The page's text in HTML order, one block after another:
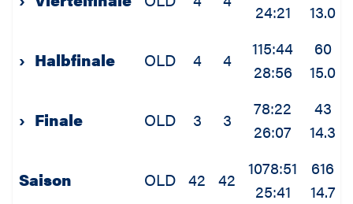
24:21
13.0
› Halbfinale OLD 4 4
115:44
28:56
60
15.0
› Finale OLD 3 3
78:22
26:07
43
14.3
Saison OLD 42 42
1078:51
25:41
616
14.7